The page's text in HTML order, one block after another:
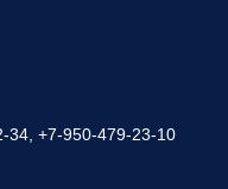
34, +7-950-479-23-10